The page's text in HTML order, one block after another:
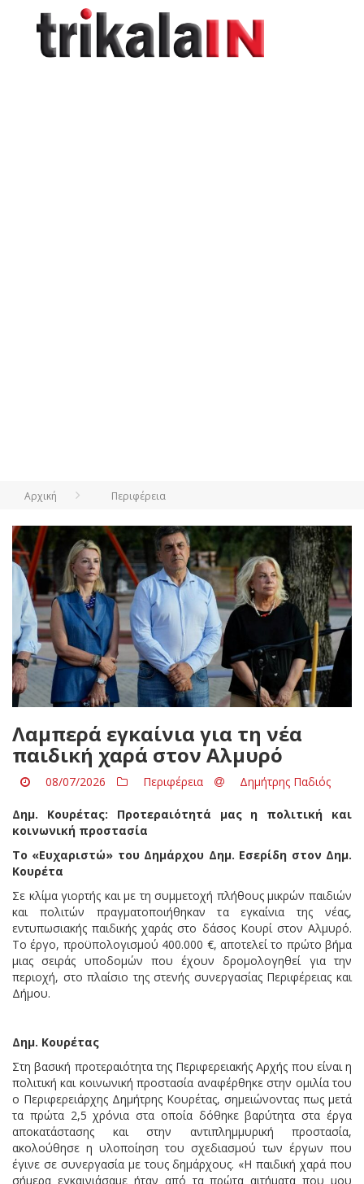
Αρχική Περιφέρεια
Λαμπερά εγκαίνια για τη νέα
παιδική χαρά στον Αλμυρό
08/07/2026 Περιφέρεια Δημήτρης Παδιός
Δημ. Κουρέτας: Προτεραιότητά μας η πολιτική και
κοινωνική προστασία
Το «Ευχαριστώ» του Δημάρχου Δημ. Εσερίδη στον Δημ.
Κουρέτα
Σε κλίμα γιορτής και με τη συμμετοχή πλήθους μικρών παιδιών
και πολιτών πραγματοποιήθηκαν τα εγκαίνια της νέας,
εντυπωσιακής παιδικής χαράς στο δάσος Κουρί στον Αλμυρό.
Το έργο, προϋπολογισμού 400.000 €, αποτελεί το πρώτο βήμα
μιας σειράς υποδομών που έχουν δρομολογηθεί για την
περιοχή, στο πλαίσιο της στενής συνεργασίας Περιφέρειας και
Δήμου.
Δημ. Κουρέτας
Στη βασική προτεραιότητα της Περιφερειακής Αρχής που είναι η
πολιτική και κοινωνική προστασία αναφέρθηκε στην ομιλία του
ο Περιφερειάρχης Δημήτρης Κουρέτας, σημειώνοντας πως μετά
τα πρώτα 2,5 χρόνια στα οποία δόθηκε βαρύτητα στα έργα
αποκατάστασης και στην αντιπλημμυρική προστασία,
ακολούθησε η υλοποίηση του σχεδιασμού των έργων που
έγινε σε συνεργασία με τους δημάρχους. «Η παιδική χαρά που
σήμερα εγκαινιάσαμε ήταν από τα πρώτα αιτήματα που μου